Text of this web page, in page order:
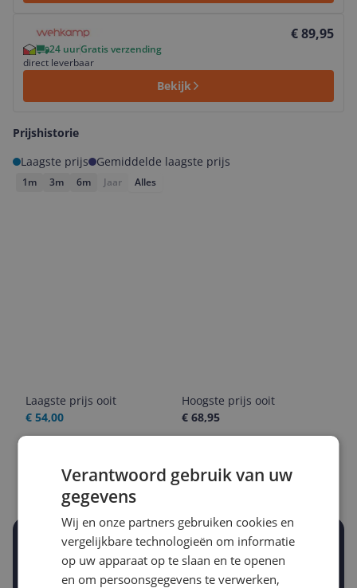
€ 89,95
24 uurGratis verzending
direct leverbaar
Bekijk
Prijshistorie
Laagste prijs
Gemiddelde laagste prijs
1m 3m 6m Jaar Alles
Laagste prijs ooit
€ 54,00
Hoogste prijs ooit
€ 68,95
€ 54,00
09-08-2026
Stel een alert in en mis geen prijsdaling
Krijg een seintje zodra de prijs zakt
Jouw e-mailadres
Verantwoord gebruik van uw
gegevens
Wij en onze partners gebruiken cookies en
vergelijkbare technologieën om informatie
op uw apparaat op te slaan en te openen
en om persoonsgegevens te verwerken,